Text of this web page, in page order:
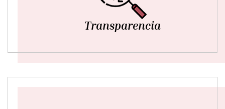
Transparencia